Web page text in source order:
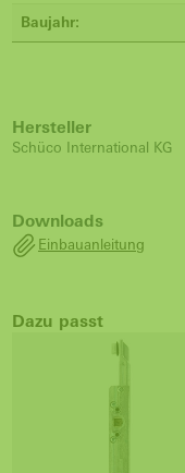
Baujahr:
Hersteller
Schüco International KG
Downloads
Einbauanleitung
Dazu passt